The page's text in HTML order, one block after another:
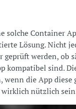
solche Container
Lösung. Nicht
geprüft werden, ob
kompatibel sind.
die App
wirklich nützlich